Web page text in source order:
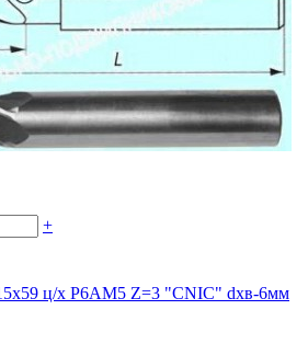
+
ц/х Р6АМ5 Z=3 "CNIC" dхв-6мм